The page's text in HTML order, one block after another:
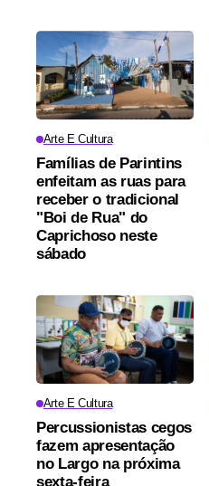
Arte E Cultura
Famílias de Parintins
enfeitam as ruas para
receber o tradicional
"Boi de Rua" do
Caprichoso neste
sábado
Arte E Cultura
Percussionistas cegos
fazem apresentação
no Largo na próxima
sexta-feira